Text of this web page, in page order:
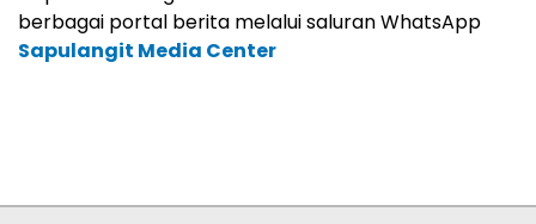
berbagai portal berita melalui saluran WhatsApp
Sapulangit Media Center